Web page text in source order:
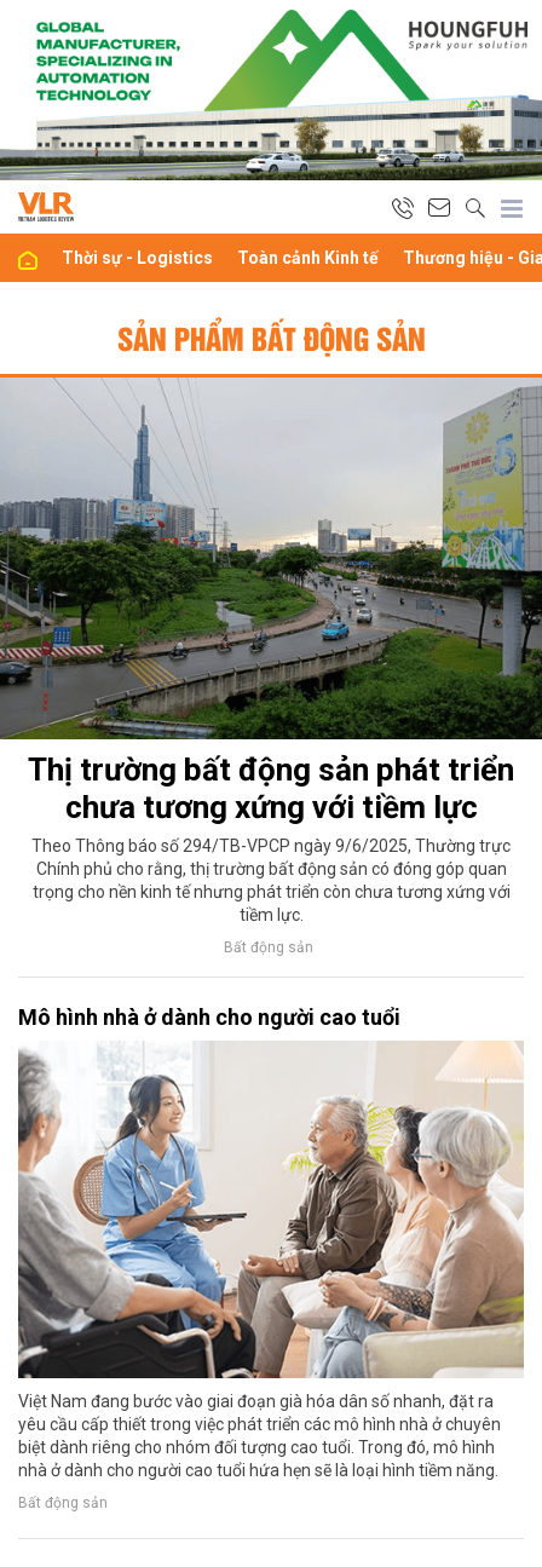
Thời sự - Logistics Toàn cảnh Kinh tế Thương hiệu -
SẢN PHẨM BẤT ĐỘNG SẢN
Thị trường bất động sản phát triển
chưa tương xứng với tiềm lực
Theo Thông báo số 294/TB-VPCP ngày 9/6/2025, Thường trực
Chính phủ cho rằng, thị trường bất động sản có đóng góp quan
trọng cho nền kinh tế nhưng phát triển còn chưa tương xứng với
tiềm lực.
Bất động sản
Mô hình nhà ở dành cho người cao tuổi
Việt Nam đang bước vào giai đoạn già hóa dân số nhanh, đặt ra
yêu cầu cấp thiết trong việc phát triển các mô hình nhà ở chuyên
biệt dành riêng cho nhóm đối tượng cao tuổi. Trong đó, mô hình
nhà ở dành cho người cao tuổi hứa hẹn sẽ là loại hình tiềm năng.
Bất động sản